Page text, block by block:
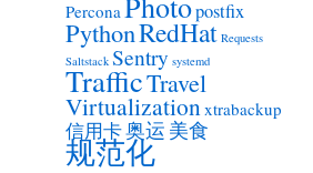
Percona postfix
PythonRedHat Requests
Saltstack Sentry systemd
TrafficTravel
Virtualizationxtrabackup
信用卡奥运 美食
规范化